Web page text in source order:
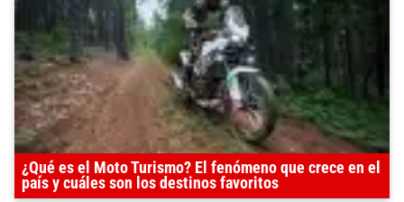
¿Qué es el Moto Turismo? El fenómeno que crece en el
país y cuáles son los destinos favoritos